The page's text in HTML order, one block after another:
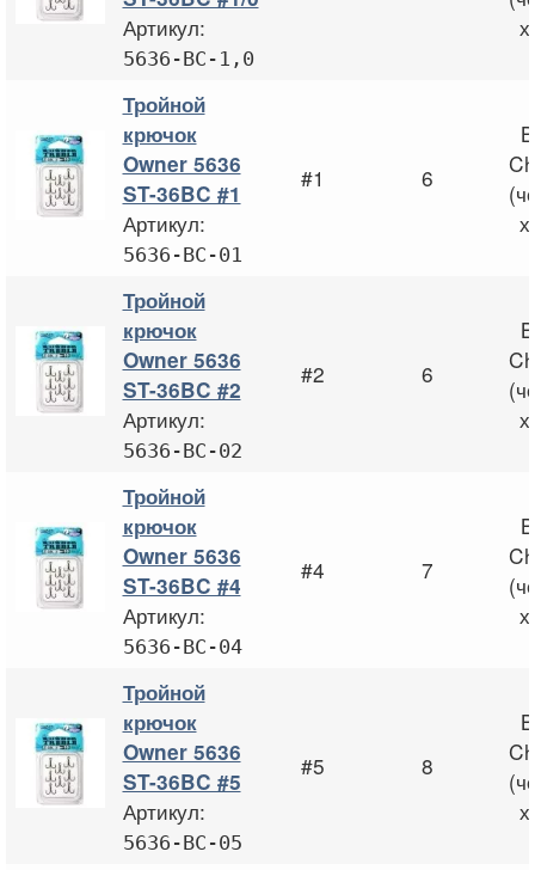
Артикул:
5636-BC-1,0
Тройной
крючок
Owner 5636
ST-36BC #1
Артикул:
5636-BC-01
#1 6
Тройной
крючок
Owner 5636
ST-36BC #2
Артикул:
5636-BC-02
#2 6
Тройной
крючок
Owner 5636
ST-36BC #4
Артикул:
5636-BC-04
#4 7
Тройной
крючок
Owner 5636
ST-36BC #5
Артикул:
5636-BC-05
#5 8